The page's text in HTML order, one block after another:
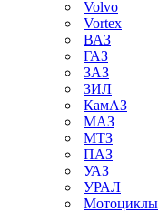
Volvo
Vortex
ВАЗ
ГАЗ
ЗАЗ
ЗИЛ
КамАЗ
МАЗ
МТЗ
ПАЗ
УАЗ
УРАЛ
Мотоциклы